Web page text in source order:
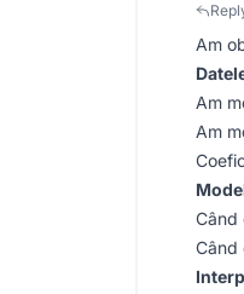
Am
Am
Am
Când
Când